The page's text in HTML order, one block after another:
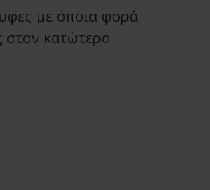
με όποια φορά
στον κατώτερο